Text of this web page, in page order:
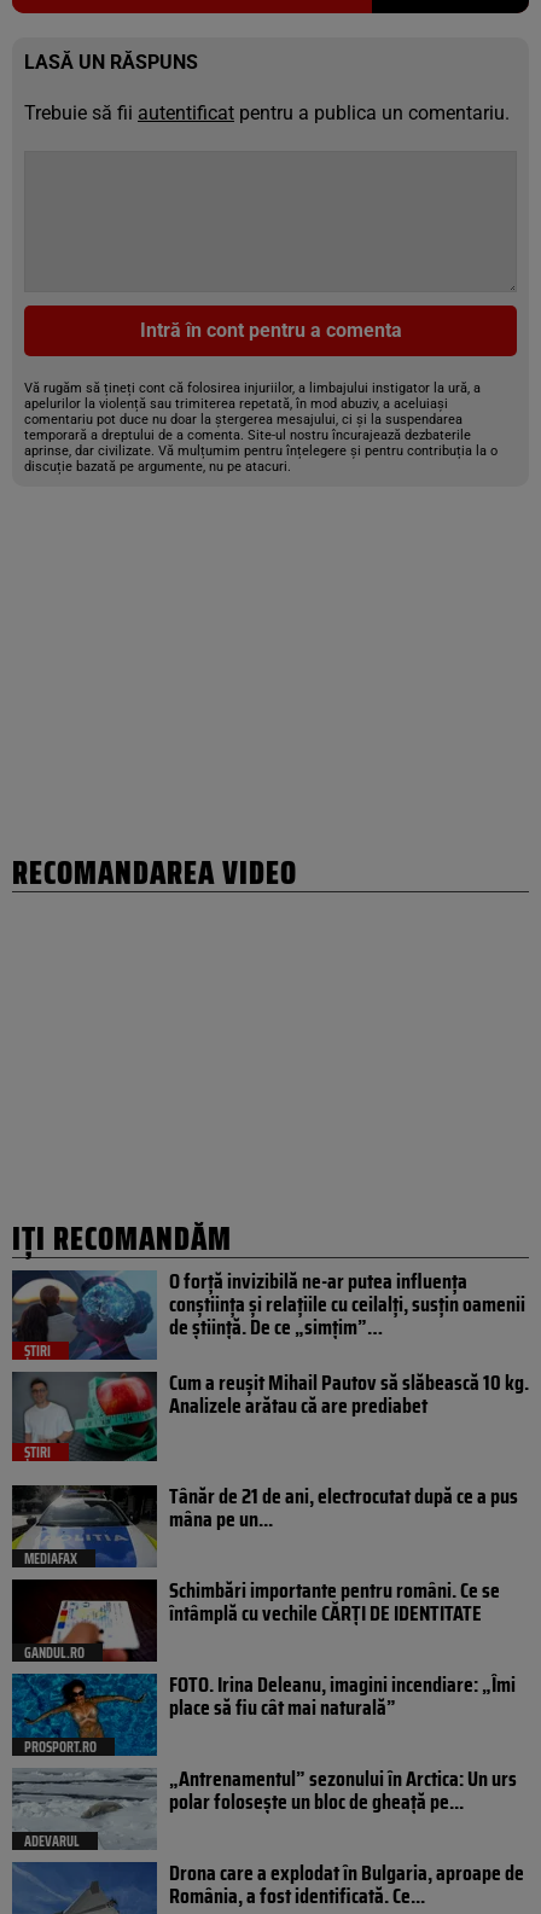
LASĂ UN RĂSPUNS
Trebuie să fii autentificat pentru a publica un comentariu.
Intră în cont pentru a comenta
Vă rugăm să țineți cont că folosirea injuriilor, a limbajului instigator la ură, a
apelurilor la violență sau trimiterea repetată, în mod abuziv, a aceluiași
comentariu pot duce nu doar la ștergerea mesajului, ci și la suspendarea
temporară a dreptului de a comenta. Site-ul nostru încurajează dezbaterile
aprinse, dar civilizate. Vă mulțumim pentru înțelegere și pentru contribuția la o
discuție bazată pe argumente, nu pe atacuri.
RECOMANDAREA VIDEO
IȚI RECOMANDĂM
ȘTIRI
O forță invizibilă ne-ar putea influența
conștiința și relațiile cu ceilalți, susțin oamenii
de știință. De ce „simțim”…
ȘTIRI
Cum a reușit Mihail Pautov să slăbească 10 kg.
Analizele arătau că are prediabet
MEDIAFAX
Tânăr de 21 de ani, electrocutat după ce a pus
mâna pe un...
GANDUL.RO
Schimbări importante pentru români. Ce se
întâmplă cu vechile CĂRȚI DE IDENTITATE
PROSPORT.RO
FOTO. Irina Deleanu, imagini incendiare: „Îmi
place să fiu cât mai naturală”
ADEVARUL
„Antrenamentul” sezonului în Arctica: Un urs
polar folosește un bloc de gheață pe...
Drona care a explodat în Bulgaria, aproape de
România, a fost identificată. Ce...